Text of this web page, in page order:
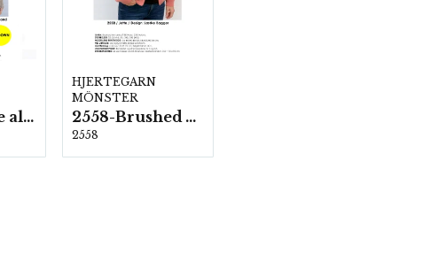
2608- Hjerte alpacka
HJERTEGARN
MÖNSTER
2558-Brushed Armonia
2558